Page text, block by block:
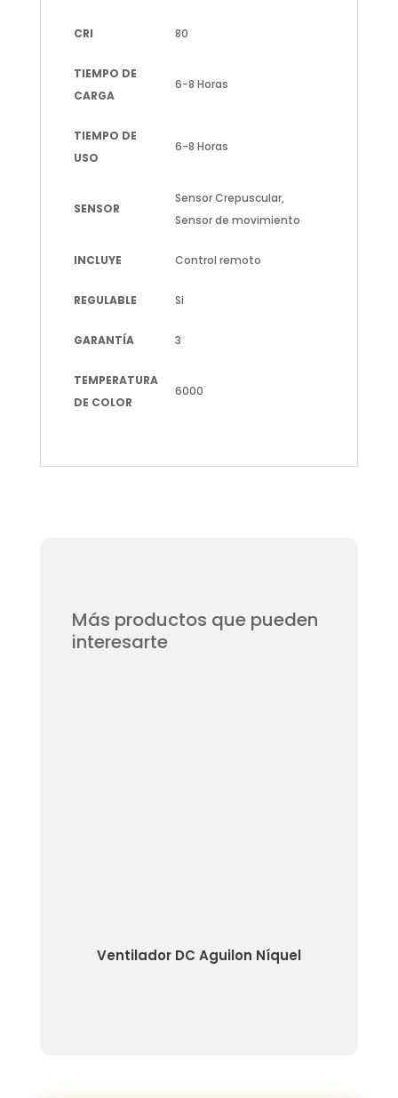
CRI 80
TIEMPO DE
CARGA
6-8 Horas
TIEMPO DE
USO
6-8 Horas
SENSOR
Sensor Crepuscular,
Sensor de movimiento
INCLUYE Control remoto
REGULABLE Si
GARANTÍA 3
TEMPERATURA
DE COLOR
6000
Más productos que pueden
interesarte
Ventilador DC Aguilon Níquel